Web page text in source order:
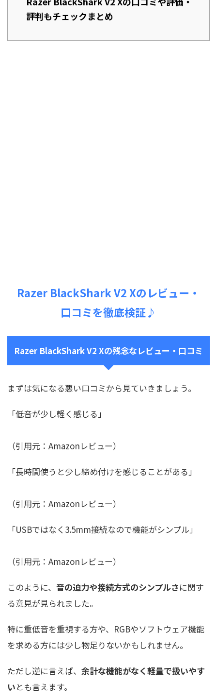
評判もチェックまとめ
Razer BlackShark V2 Xのレビュー・
口コミを徹底検証♪
Razer BlackShark V2 Xの残念なレビュー・口コミ
まずは気になる悪い口コミから見ていきましょう。
「低音が少し軽く感じる」
（引用元：Amazonレビュー）
「長時間使うと少し締め付けを感じることがある」
（引用元：Amazonレビュー）
「USBではなく3.5mm接続なので機能がシンプル」
（引用元：Amazonレビュー）
このように、 音の迫力や接続方式のシンプルさに関す
る意見が見られました。
特に重低音を重視する方や、RGBやソフトウェア機能
を求める方には少し物足りないかもしれません。
ただし逆に言えば、 余計な機能がなく軽量で扱いやす
いとも言えます。